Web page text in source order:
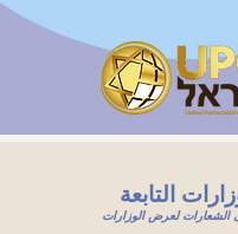
التابعة
الشعارات لعرض الوزارات